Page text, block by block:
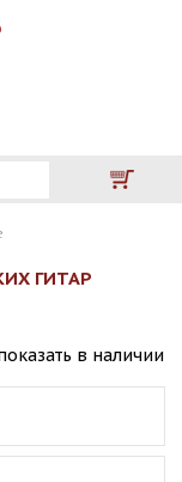
ГИТАР
в наличии